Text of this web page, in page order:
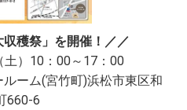
穫祭」を開催！／／
）10：00～17：00
ーム(宮竹町)浜松市東区和
660-6